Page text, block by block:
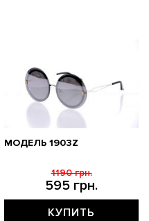
МОДЕЛЬ 1903Z
595 грн.
1190 грн.
КУПИТЬ